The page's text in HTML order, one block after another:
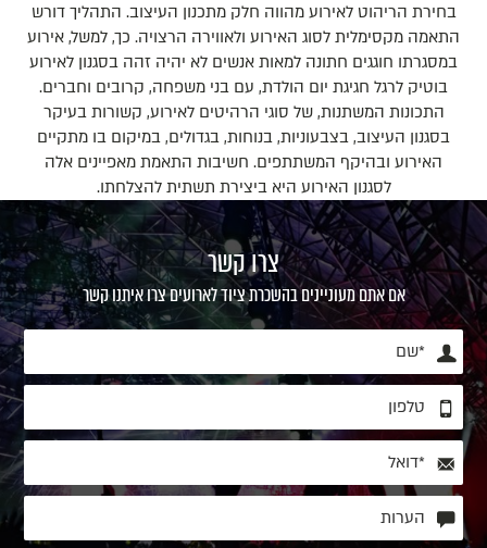
בחירת הריהוט לאירוע מהווה חלק מתכנון העיצוב. התהליך דורש
התאמה מקסימלית לסוג האירוע ולאווירה הרצויה. כך, למשל, אירוע
במסגרתו חוגגים חתונה למאות אנשים לא יהיה זהה בסגנון לאירוע
בוטיק לרגל חגיגת יום הולדת, עם בני משפחה, קרובים וחברים.
התכונות המשתנות, של סוגי הרהיטים לאירוע, קשורות בעיקר
בסגנון העיצוב, בצבעוניות, בנוחות, בגדולים, במיקום בו מתקיים
האירוע ובהיקף המשתתפים. חשיבות התאמת מאפיינים אלה
לסגנון האירוע היא ביצירת תשתית להצלחתו.
צרו קשר
אם אתם מעוניינים בהשכרת ציוד לארועים צרו איתנו קשר